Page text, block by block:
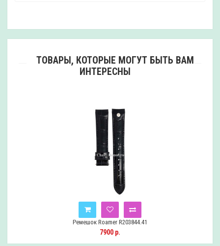
ТОВАРЫ, КОТОРЫЕ МОГУТ БЫТЬ ВАМ
ИНТЕРЕСНЫ
Ремешок Roamer R203844.41
7900 р.